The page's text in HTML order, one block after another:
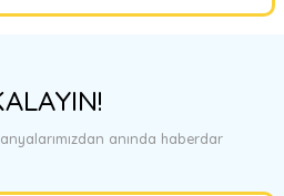
Yorum Yaz
ederiz.
görüntülenemiyor.
anında haberdar